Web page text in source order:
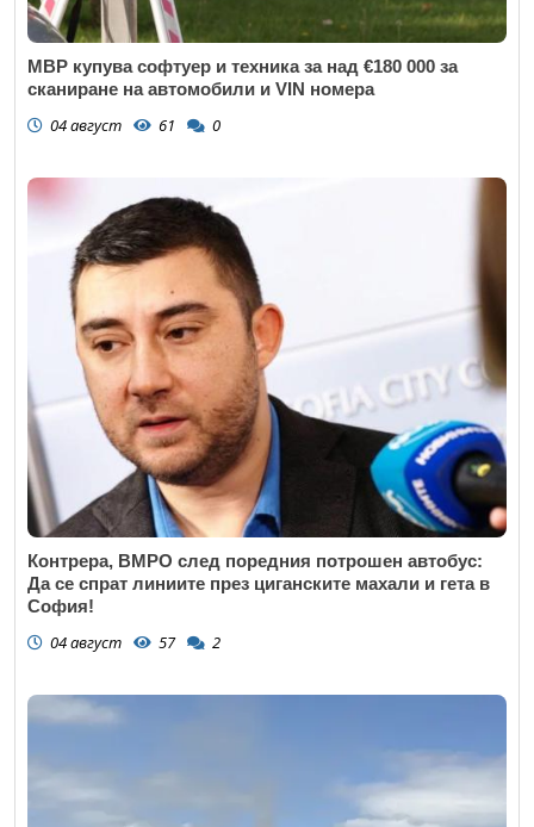
МВР купува софтуер и техника за над €180 000 за
сканиране на автомобили и VIN номера
04 август 61 0
Контрера, ВМРО след поредния потрошен автобус:
Да се спрат линиите през циганските махали и гета в
София!
04 август 57 2